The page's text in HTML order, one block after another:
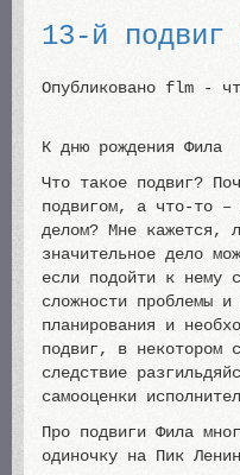
13-й подвиг
Опубликовано flm -
К дню рождения Фила
Что такое подвиг?
подвигом, а что-то –
делом? Мне кажется,
значительное дело
если подойти к нему
сложности проблемы и
планирования и
подвиг, в некотором
следствие
самооценки
Про подвиги Фила
одиночку на Пик